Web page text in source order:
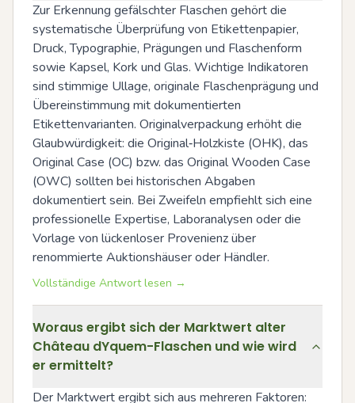
Zur Erkennung gefälschter Flaschen gehört die
systematische Überprüfung von Etikettenpapier,
Druck, Typographie, Prägungen und Flaschenform
sowie Kapsel, Kork und Glas. Wichtige Indikatoren
sind stimmige Ullage, originale Flaschenprägung und
Übereinstimmung mit dokumentierten
Etikettenvarianten. Originalverpackung erhöht die
Glaubwürdigkeit: die Original‑Holzkiste (OHK), das
Original Case (OC) bzw. das Original Wooden Case
(OWC) sollten bei historischen Abgaben
dokumentiert sein. Bei Zweifeln empfiehlt sich eine
professionelle Expertise, Laboranalysen oder die
Vorlage von lückenloser Provenienz über
renommierte Auktionshäuser oder Händler.
Vollständige Antwort lesen →
Woraus ergibt sich der Marktwert alter
Château dYquem-Flaschen und wie wird
er ermittelt?
Der Marktwert ergibt sich aus mehreren Faktoren: